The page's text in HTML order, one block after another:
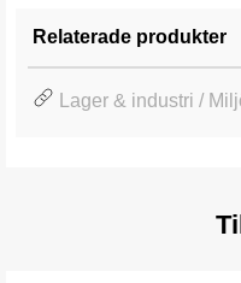
Relaterade produkter
Lager & industri /